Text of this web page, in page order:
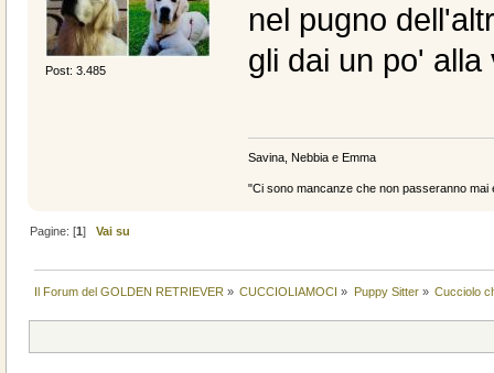
Post: 3.485
nel pugno
gli dai un po' alla
Savina, Nebbia e Emma
"Ci sono mancanze che non passeranno
Pagine: [1]Vai su
Il Forum del GOLDEN RETRIEVER » CUCCIOLIAMOCI » Puppy Sitter» Cucciolo